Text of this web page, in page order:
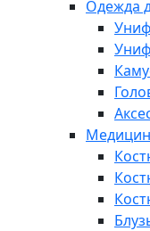
Одежда